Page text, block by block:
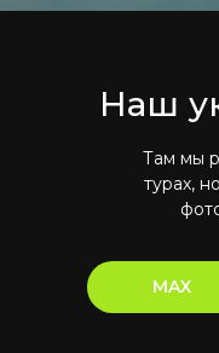
Наш
Там мы
турах,
MAX